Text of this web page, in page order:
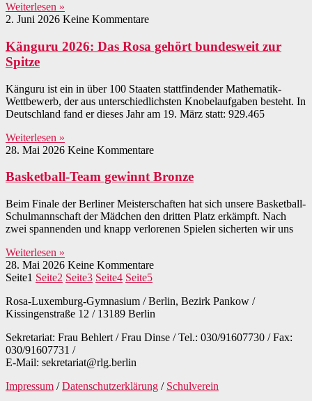
Weiterlesen »
2. Juni 2026 Keine Kommentare
Känguru 2026: Das Rosa gehört bundesweit zur
Spitze
Känguru ist ein in über 100 Staaten stattfindender Mathematik-
Wettbewerb, der aus unterschiedlichsten Knobelaufgaben besteht. In
Deutschland fand er dieses Jahr am 19. März statt: 929.465
Weiterlesen »
28. Mai 2026 Keine Kommentare
Basketball-Team gewinnt Bronze
Beim Finale der Berliner Meisterschaften hat sich unsere Basketball-
Schulmannschaft der Mädchen den dritten Platz erkämpft. Nach
zwei spannenden und knapp verlorenen Spielen sicherten wir uns
Weiterlesen »
28. Mai 2026 Keine Kommentare
Seite1 Seite2 Seite3 Seite4 Seite5
Rosa-Luxemburg-Gymnasium / Berlin, Bezirk Pankow /
Kissingenstraße 12 / 13189 Berlin
Sekretariat: Frau Behlert / Frau Dinse / Tel.: 030/91607730 / Fax:
030/91607731 /
E-Mail: sekretariat@rlg.berlin
Impressum /Datenschutzerklärung / Schulverein